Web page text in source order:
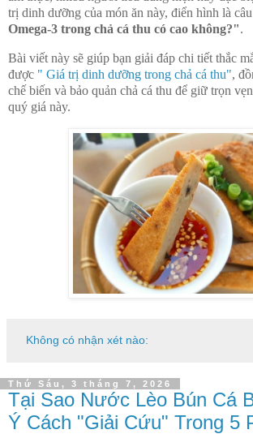
trị dinh dưỡng của món ăn này, điển hình là
Omega-3 trong chả cá thu có cao không?".
Bài viết này sẽ giúp bạn giải đáp chi tiết thắc
được " Giá trị dinh dưỡng trong chả cá thu",
chế biến và bảo quản chả cá thu để giữ trọn
quý giá này.
Không có nhận xét nào:
Thứ Sáu, 3 tháng 7, 2026
Tại Sao Nước Lèo Bún Cá
Ý Cách "Giải Cứu" Trong 5